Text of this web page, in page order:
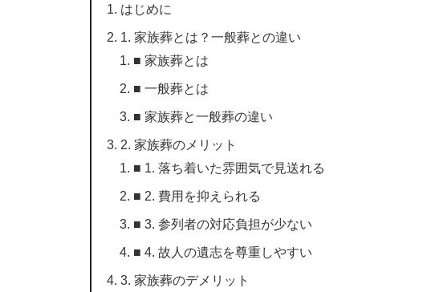
はじめに
1. 家族葬とは？一般葬との違い
■ 家族葬とは
■ 一般葬とは
■ 家族葬と一般葬の違い
2. 家族葬のメリット
■ 1. 落ち着いた雰囲気で見送れる
■ 2. 費用を抑えられる
■ 3. 参列者の対応負担が少ない
■ 4. 故人の遺志を尊重しやすい
3. 家族葬のデメリット